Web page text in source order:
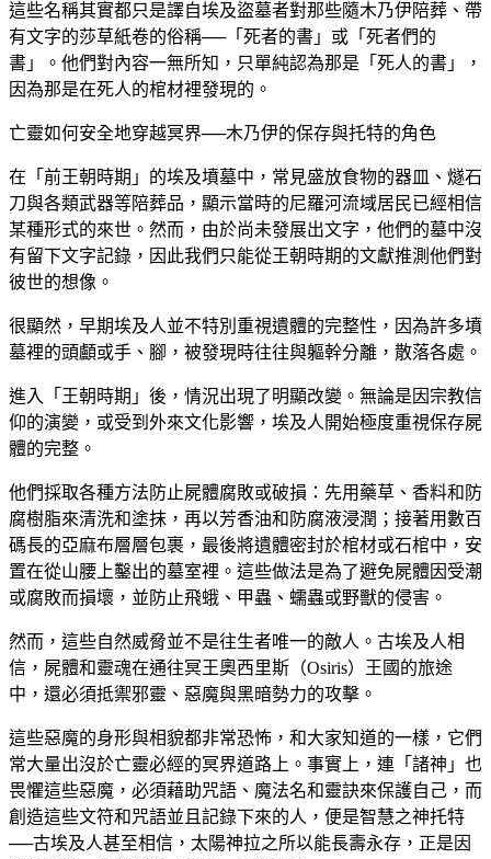
這些名稱其實都只是譯自埃及盜墓者對那些隨木乃伊陪葬、帶
有文字的莎草紙卷的俗稱──「死者的書」或「死者們的
書」。他們對內容一無所知，只單純認為那是「死人的書」，
因為那是在死人的棺材裡發現的。
亡靈如何安全地穿越冥界──木乃伊的保存與托特的角色
在「前王朝時期」的埃及墳墓中，常見盛放食物的器皿、燧石
刀與各類武器等陪葬品，顯示當時的尼羅河流域居民已經相信
某種形式的來世。然而，由於尚未發展出文字，他們的墓中沒
有留下文字記錄，因此我們只能從王朝時期的文獻推測他們對
彼世的想像。
很顯然，早期埃及人並不特別重視遺體的完整性，因為許多墳
墓裡的頭顱或手、腳，被發現時往往與軀幹分離，散落各處。
進入「王朝時期」後，情況出現了明顯改變。無論是因宗教信
仰的演變，或受到外來文化影響，埃及人開始極度重視保存屍
體的完整。
他們採取各種方法防止屍體腐敗或破損：先用藥草、香料和防
腐樹脂來清洗和塗抹，再以芳香油和防腐液浸潤；接著用數百
碼長的亞麻布層層包裹，最後將遺體密封於棺材或石棺中，安
置在從山腰上鑿出的墓室裡。這些做法是為了避免屍體因受潮
或腐敗而損壞，並防止飛蛾、甲蟲、蠕蟲或野獸的侵害。
然而，這些自然威脅並不是往生者唯一的敵人。古埃及人相
信，屍體和靈魂在通往冥王奧西里斯（Osiris）王國的旅途
中，還必須抵禦邪靈、惡魔與黑暗勢力的攻擊。
這些惡魔的身形與相貌都非常恐怖，和大家知道的一樣，它們
常大量出沒於亡靈必經的冥界道路上。事實上，連「諸神」也
畏懼這些惡魔，必須藉助咒語、魔法名和靈訣來保護自己，而
創造這些文符和咒語並且記錄下來的人，便是智慧之神托特
──古埃及人甚至相信，太陽神拉之所以能長壽永存，正是因